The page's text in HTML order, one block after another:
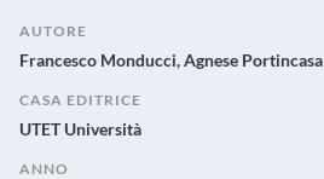
AUTORE
Francesco Monducci, Agnese Portincasa
CASA EDITRICE
UTET Università
ANNO